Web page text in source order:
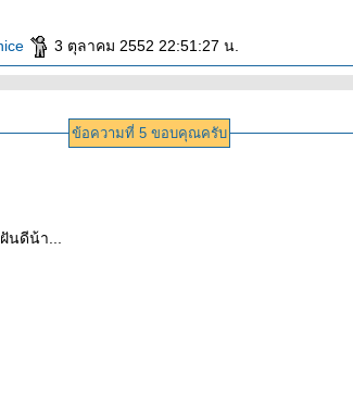
3 ตุลาคม 2552 22:51:27 น.
ข้อความที่ 5 ขอบคุณครับ
ดีน้า...